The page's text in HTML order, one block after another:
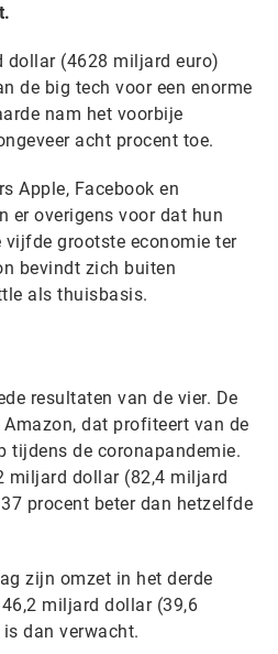
(4628 miljard euro)
de big tech voor een enorme
nam het voorbije
acht procent toe.
Apple, Facebook en
er overigens voor dat hun
grootste economie ter
bevindt zich buiten
als thuisbasis.
resultaten van de vier. De
dat profiteert van de
tijdens de coronapandemie.
miljard dollar (82,4 miljard
procent beter dan hetzelfde
zijn omzet in het derde
miljard dollar (39,6
dan verwacht.